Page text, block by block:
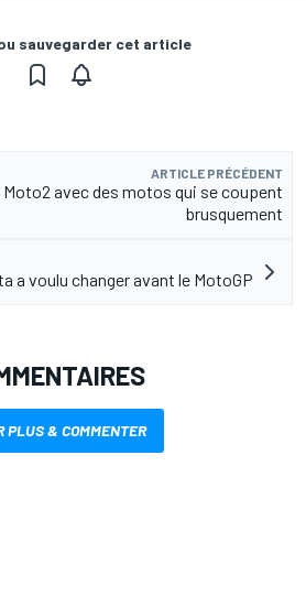
sauvegarder cet article
ARTICLE PRÉCÉDENT
Moto2 avec des motos qui se coupent
brusquement
a voulu changer avant le MotoGP
PLUS & COMMENTER